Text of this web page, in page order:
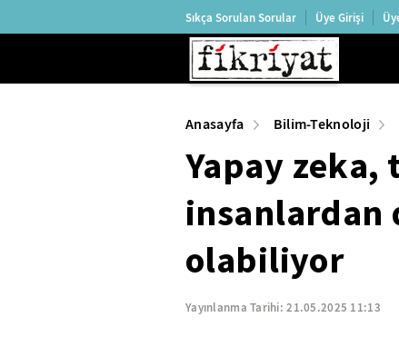
Sıkça Sorulan Sorular Üye Girişi
Anasayfa Bilim-Teknoloji
Yapay zeka,
insanlardan
olabiliyor
Yayınlanma Tarihi:21.05.2025 11:13